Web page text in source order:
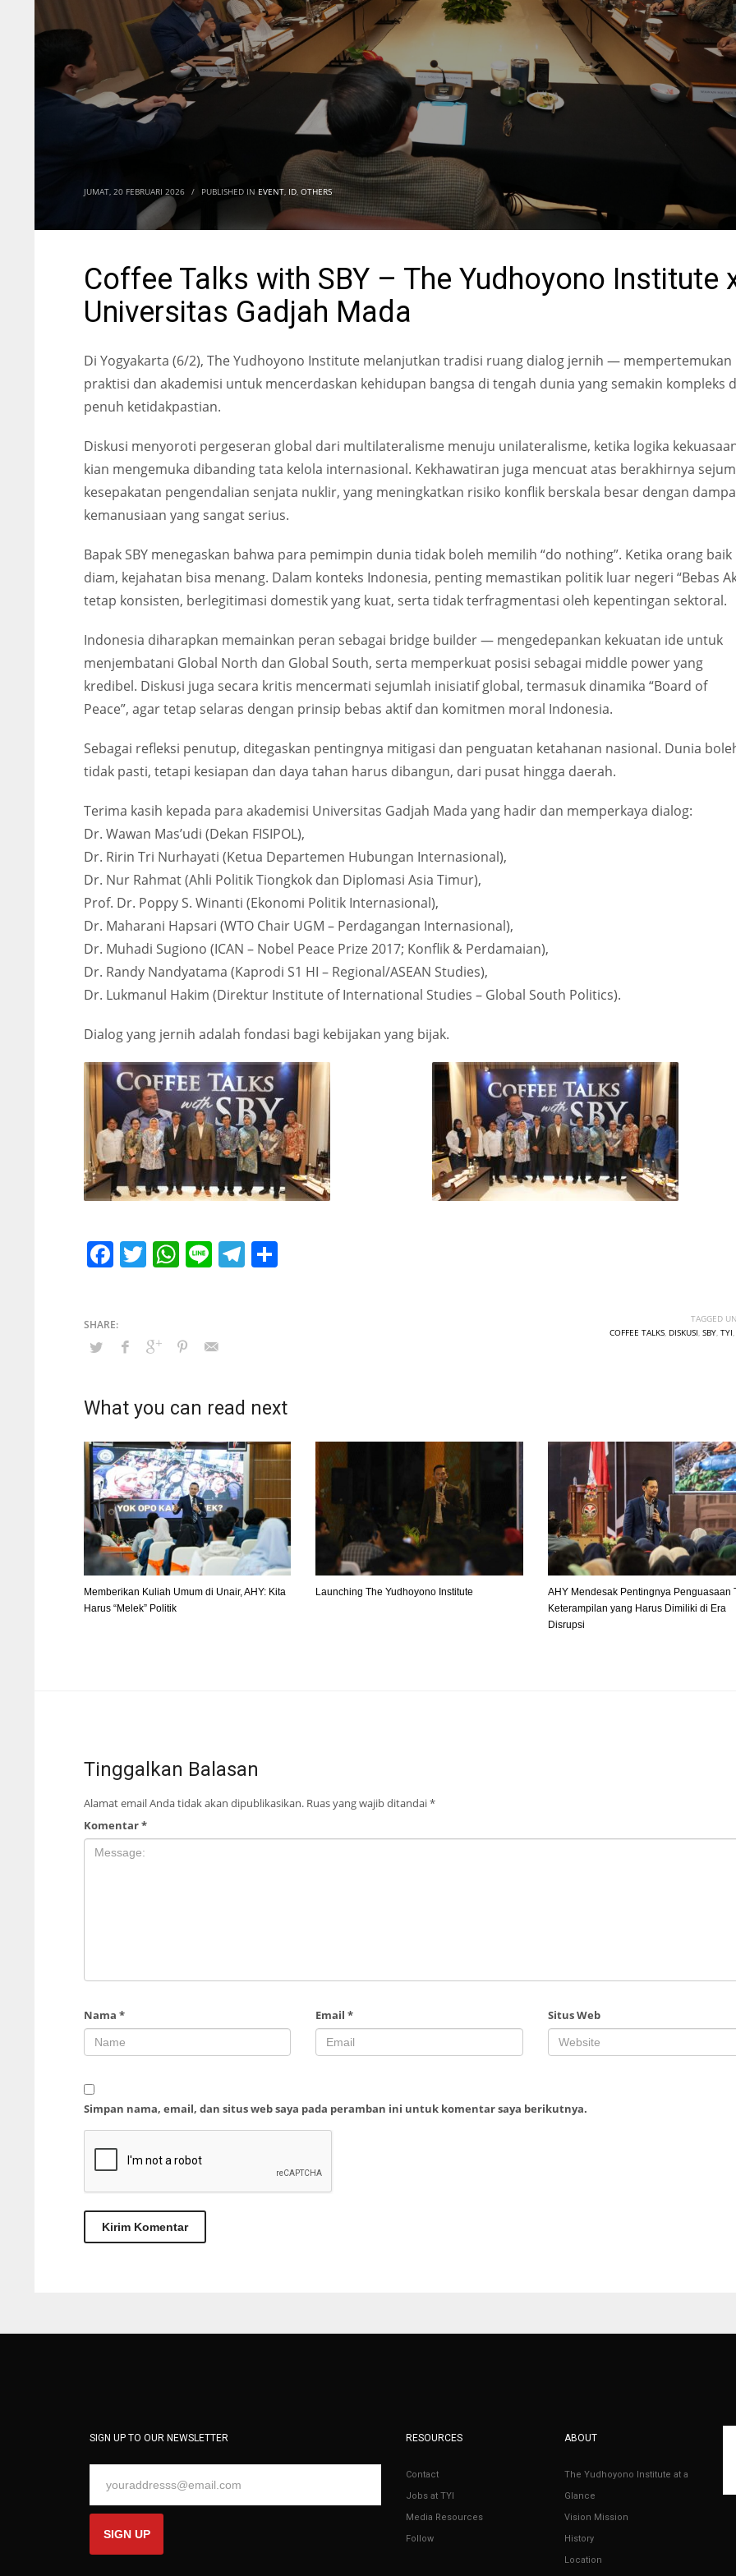
JUMAT, 20 FEBRUARI 2026 / PUBLISHED IN EVENT ID OTHERS
Coffee Talks with SBY – The Yudhoyono Institute
Universitas Gadjah Mada
Di Yogyakarta (6/2), The Yudhoyono Institute melanjutkan tradisi ruang dialog jernih — mempertemukan
praktisi dan akademisi untuk mencerdaskan kehidupan bangsa di tengah dunia yang semakin kompleks
penuh ketidakpastian.
Diskusi menyoroti pergeseran global dari multilateralisme menuju unilateralisme, ketika logika
kian mengemuka dibanding tata kelola internasional. Kekhawatiran juga mencuat atas berakhirnya
kesepakatan pengendalian senjata nuklir, yang meningkatkan risiko konflik berskala besar dengan
kemanusiaan yang sangat serius.
Bapak SBY menegaskan bahwa para pemimpin dunia tidak boleh memilih “do nothing”. Ketika orang baik
diam, kejahatan bisa menang. Dalam konteks Indonesia, penting memastikan politik luar negeri “Bebas
tetap konsisten, berlegitimasi domestik yang kuat, serta tidak terfragmentasi oleh kepentingan sektoral.
Indonesia diharapkan memainkan peran sebagai bridge builder — mengedepankan kekuatan ide untuk
menjembatani Global North dan Global South, serta memperkuat posisi sebagai middle power yang
kredibel. Diskusi juga secara kritis mencermati sejumlah inisiatif global, termasuk dinamika “Board of
Peace”, agar tetap selaras dengan prinsip bebas aktif dan komitmen moral Indonesia.
Sebagai refleksi penutup, ditegaskan pentingnya mitigasi dan penguatan ketahanan nasional. Dunia
tidak pasti, tetapi kesiapan dan daya tahan harus dibangun, dari pusat hingga daerah.
Terima kasih kepada para akademisi Universitas Gadjah Mada yang hadir dan memperkaya dialog:
Dr. Wawan Mas’udi (Dekan FISIPOL),
Dr. Ririn Tri Nurhayati (Ketua Departemen Hubungan Internasional),
Dr. Nur Rahmat (Ahli Politik Tiongkok dan Diplomasi Asia Timur),
Prof. Dr. Poppy S. Winanti (Ekonomi Politik Internasional),
Dr. Maharani Hapsari (WTO Chair UGM – Perdagangan Internasional),
Dr. Muhadi Sugiono (ICAN – Nobel Peace Prize 2017; Konflik & Perdamaian),
Dr. Randy Nandyatama (Kaprodi S1 HI – Regional/ASEAN Studies),
Dr. Lukmanul Hakim (Direktur Institute of International Studies – Global South Politics).
Dialog yang jernih adalah fondasi bagi kebijakan yang bijak.
Facebook
Twitter
WhatsApp
LineTelegram
TAGGED
COFFEE TALKS, DISKUSI SBY, TYI
What you can read next
Memberikan Kuliah Umum di Unair, AHY: Kita
Harus “Melek” Politik
Launching The Yudhoyono Institute
AHY Mendesak Pentingnya Penguasaan
Keterampilan yang Harus Dimiliki di Era
Disrupsi
Tinggalkan Balasan
Alamat email Anda tidak akan dipublikasikan. Ruas yang wajib ditandai*
Komentar*
Nama * Email* Situs Web
Simpan nama, email, dan situs web saya pada peramban ini untuk komentar saya berikutnya.
SIGN UP TO OUR NEWSLETTER
SIGN UP
RESOURCES
Contact
Jobs at TYI
Media Resources
Follow
ABOUT
The Yudhoyono Institute at a
Glance
Vision Mission
History
Location